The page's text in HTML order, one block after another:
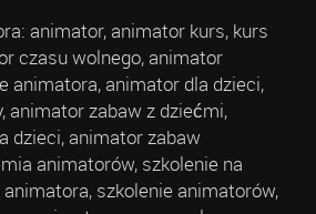
animator, animator kurs, kurs
czasu wolnego, animator
animatora, animator dla dzieci,
animator zabaw z dziećmi,
dzieci, animator zabaw
animatorów, szkolenie na
szkolenie animatorów,